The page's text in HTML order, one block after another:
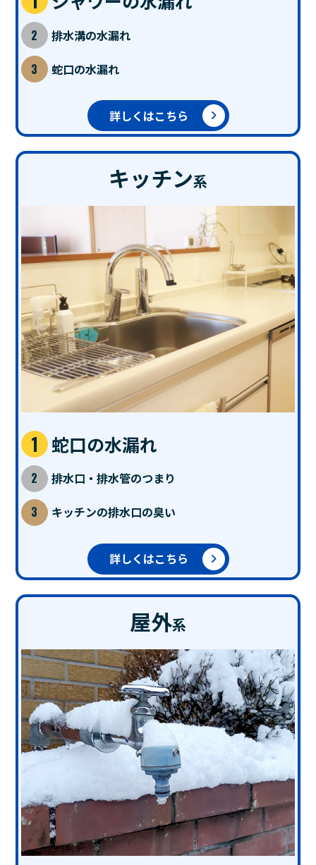
排水溝の水漏れ
蛇口の水漏れ
詳しくはこちら
キッチン系
蛇口の水漏れ
排水口・排水管のつまり
キッチンの排水口の臭い
詳しくはこちら
屋外系